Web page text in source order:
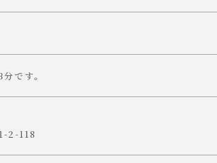
です。
2-118